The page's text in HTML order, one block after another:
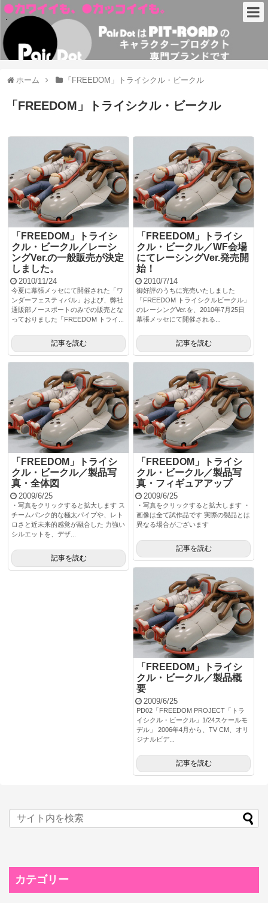
ホーム 「FREEDOM」トライシクル・ビークル
「FREEDOM」トライシクル・ビークル
「FREEDOM」トライシ
クル・ビークル／レーシ
ングVer.の一般販売が決定
しました。
2010/11/24
今夏に幕張メッセにて開催された「ワ
ンダーフェスティバル」および、弊社
通販部ノースポートのみでの販売とな
っておりました「FREEDOM トライ...
記事を読む
「FREEDOM」トライシ
クル・ビークル／WF会場
にてレーシングVer.発売開
始！
2010/7/14
御好評のうちに完売いたしました
「FREEDOM トライシクルビークル」
のレーシングVer.を、2010年7月25日
幕張メッセにて開催される...
記事を読む
「FREEDOM」トライシ
クル・ビークル／製品写
真・全体図
2009/6/25
・写真をクリックすると拡大します ス
チームパンク的な極太パイプや、レト
ロさと近未来的感覚が融合した 力強い
シルエットを、デザ...
記事を読む
「FREEDOM」トライシ
クル・ビークル／製品写
真・フィギュアアップ
2009/6/25
・写真をクリックすると拡大します ・
画像は全て試作品です 実際の製品とは
異なる場合がございます
記事を読む
「FREEDOM」トライシ
クル・ビークル／製品概
要
2009/6/25
PD02「FREEDOM PROJECT「トラ
イシクル・ビークル」1/24スケールモ
デル」 2006年4月から、TV CM、オリ
ジナルビデ...
記事を読む
カテゴリー